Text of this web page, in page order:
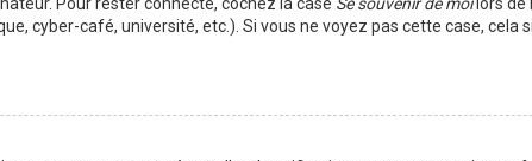
cyber-café, université, etc.). Si vous ne voyez pas cette case,